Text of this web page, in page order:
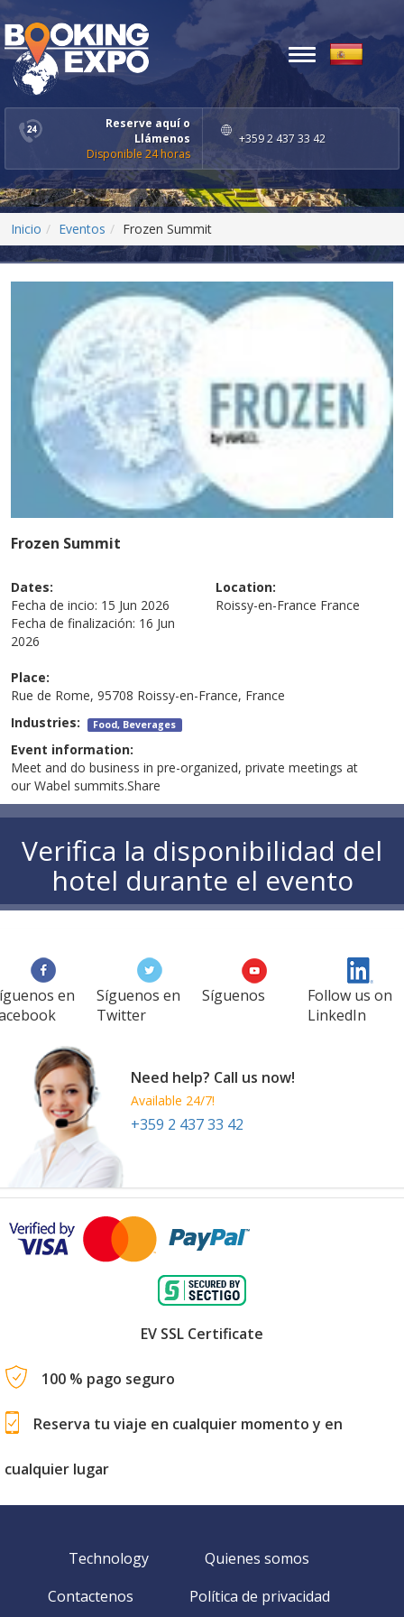
Reserve aquí o
Llámenos
Disponible 24 horas
+359 2 437 33 42
Toggle
navigation
Inicio Eventos Frozen Summit
Frozen Summit
Dates:
Fecha de incio: 15 Jun 2026
Fecha de finalización: 16 Jun
2026
Location:
Roissy-en-France France
Place:
Rue de Rome, 95708 Roissy-en-France, France
Industries: Food, Beverages
Event information:
Meet and do business in pre-organized, private meetings at
our Wabel summits.Share
Verifica la disponibilidad del
hotel durante el evento
en
Síguenos en
Twitter
Síguenos
Follow us on
LinkedIn
Need help? Call us now!
Available 24/7!
+359 2 437 33 42
EV SSL Certificate
100 % pago seguro
Reserva tu viaje en cualquier momento y en
cualquier lugar
Technology
Quienes somos
Contactenos
Política de privacidad